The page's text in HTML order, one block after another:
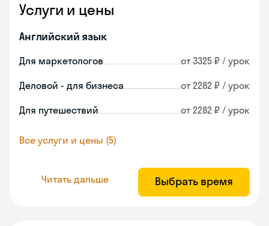
Услуги и цены
Английский язык
Для маркетологов от 3325 ₽ / урок
Деловой - для бизнеса от 2282 ₽ / урок
Для путешествий от 2282 ₽ / урок
Все услуги и цены (5)
Читать дальше Выбрать время